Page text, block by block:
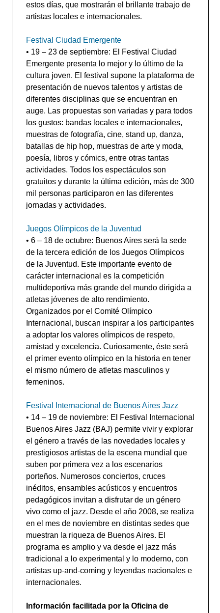
estos días, que mostrarán el brillante trabajo de
artistas locales e internacionales.
Festival Ciudad Emergente
• 19 – 23 de septiembre: El Festival Ciudad
Emergente presenta lo mejor y lo último de la
cultura joven. El festival supone la plataforma de
presentación de nuevos talentos y artistas de
diferentes disciplinas que se encuentran en
auge. Las propuestas son variadas y para todos
los gustos: bandas locales e internacionales,
muestras de fotografía, cine, stand up, danza,
batallas de hip hop, muestras de arte y moda,
poesía, libros y cómics, entre otras tantas
actividades. Todos los espectáculos son
gratuitos y durante la última edición, más de 300
mil personas participaron en las diferentes
jornadas y actividades.
Juegos Olímpicos de la Juventud
• 6 – 18 de octubre: Buenos Aires será la sede
de la tercera edición de los Juegos Olímpicos
de la Juventud. Este importante evento de
carácter internacional es la competición
multideportiva más grande del mundo dirigida a
atletas jóvenes de alto rendimiento.
Organizados por el Comité Olímpico
Internacional, buscan inspirar a los participantes
a adoptar los valores olímpicos de respeto,
amistad y excelencia. Curiosamente, éste será
el primer evento olímpico en la historia en tener
el mismo número de atletas masculinos y
femeninos.
Festival Internacional de Buenos Aires Jazz
• 14 – 19 de noviembre: El Festival Internacional
Buenos Aires Jazz (BAJ) permite vivir y explorar
el género a través de las novedades locales y
prestigiosos artistas de la escena mundial que
suben por primera vez a los escenarios
porteños. Numerosos conciertos, cruces
inéditos, ensambles acústicos y encuentros
pedagógicos invitan a disfrutar de un género
vivo como el jazz. Desde el año 2008, se realiza
en el mes de noviembre en distintas sedes que
muestran la riqueza de Buenos Aires. El
programa es amplio y va desde el jazz más
tradicional a lo experimental y lo moderno, con
artistas up-and-coming y leyendas nacionales e
internacionales.
Información facilitada por la Oficina de